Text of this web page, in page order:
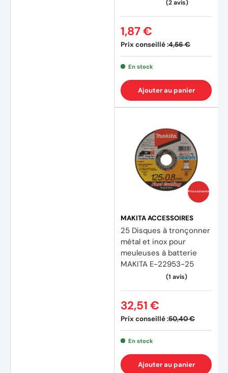
Prix conseillé :4,56 €
1,87 €
En stock
Ajouter au panier
Prix coûtants
MAKITA ACCESSOIRES
25 Disques à tronçonner
métal et inox pour
meuleuses à batterie
MAKITA E-22953-25
Prix conseillé :50,40 €
32,51 €
En stock
Ajouter au panier